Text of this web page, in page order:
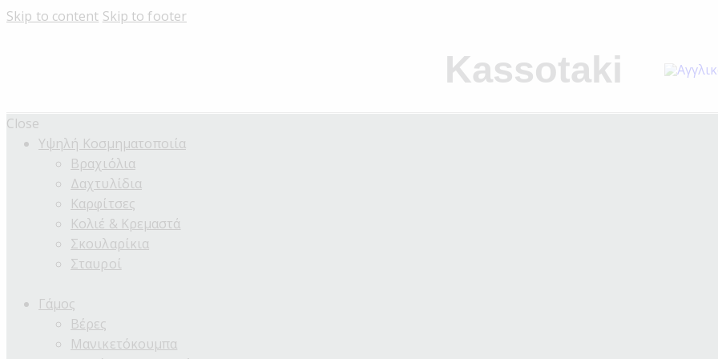
Skip to content Skip to footer
Kassotaki
Close
Υψηλή Κοσμηματοποιία
Βραχιόλια
Δαχτυλίδια
Καρφίτσες
Κολιέ & Κρεμαστά
Σκουλαρίκια
Σταυροί
Γάμος
Βέρες
Μανικετόκουμπα